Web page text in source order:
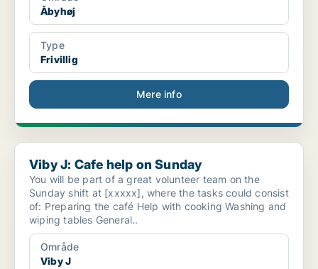
Åbyhøj
Type
Frivillig
Mere info
Viby J: Cafe help on Sunday
Viby J: Cafe help on Sunday
You will be part of a great volunteer team on the
Sunday shift at [xxxxx], where the tasks could consist
of: Preparing the café Help with cooking Washing and
wiping tables General..
Område
Viby J